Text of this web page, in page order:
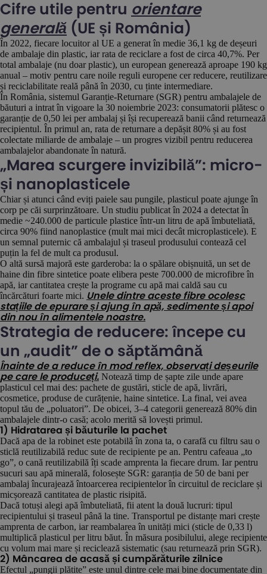
Cifre utile pentru orientare
generală (UE și România)
În 2022, fiecare locuitor al UE a generat în medie 36,1 kg de deșeuri
de ambalaje din plastic, iar rata de reciclare a fost de circa 40,7%. Per
total ambalaje (nu doar plastic), un european generează aproape 190 kg
anual – motiv pentru care noile reguli europene cer reducere, reutilizare
și reciclabilitate reală până în 2030, cu ținte intermediare.
În România, sistemul Garanție-Returnare (SGR) pentru ambalajele de
băuturi a intrat în vigoare la 30 noiembrie 2023: consumatorii plătesc o
garanție de 0,50 lei per ambalaj și își recuperează banii când returnează
recipientul. În primul an, rata de returnare a depășit 80% și au fost
colectate miliarde de ambalaje – un progres vizibil pentru reducerea
ambalajelor abandonate în natură.
„Marea scurgere invizibilă”: micro-
și nanoplasticele
Chiar și atunci când eviți paiele sau pungile, plasticul poate ajunge în
corp pe căi surprinzătoare. Un studiu publicat în 2024 a detectat în
medie ~240.000 de particule plastice într-un litru de apă îmbuteliată,
circa 90% fiind nanoplastice (mult mai mici decât microplasticele). E
un semnal puternic că ambalajul și traseul produsului contează cel
puțin la fel de mult ca produsul.
O altă sursă majoră este garderoba: la o spălare obișnuită, un set de
haine din fibre sintetice poate elibera peste 700.000 de microfibre în
apă, iar cantitatea crește la programe cu apă mai caldă sau cu
încărcături foarte mici. Unele dintre aceste fibre ocolesc
stațiile de epurare și ajung în apă, sedimente și apoi
din nou în alimentele noastre.
Strategia de reducere: începe cu
un „audit” de o săptămână
Înainte de a reduce în mod reflex, observați deșeurile
pe care le produceți. Notează timp de șapte zile unde apare
plasticul cel mai des: pachete de gustări, sticle de apă, livrări,
cosmetice, produse de curățenie, haine sintetice. La final, vei avea
topul tău de „poluatori”. De obicei, 3–4 categorii generează 80% din
ambalajele dintr-o casă; acolo merită să lovești primul.
1) Hidratarea și băuturile la pachet
Dacă apa de la robinet este potabilă în zona ta, o carafă cu filtru sau o
sticlă reutilizabilă reduc sute de recipiente pe an. Pentru cafeaua „to
go”, o cană reutilizabilă îți scade amprenta la fiecare drum. Iar pentru
sucuri sau apă minerală, folosește SGR: garanția de 50 de bani per
ambalaj încurajează întoarcerea recipientelor în circuitul de reciclare și
micșorează cantitatea de plastic risipită.
Dacă totuși alegi apă îmbuteliată, fii atent la două lucruri: tipul
recipientului și traseul până la tine. Transportul pe distanțe mari crește
amprenta de carbon, iar reambalarea în unități mici (sticle de 0,33 l)
multiplică plasticul per litru băut. În măsura posibilului, alege recipiente
cu volum mai mare și reciclează sistematic (sau returnează prin SGR).
2) Mâncarea de acasă și cumpărăturile zilnice
Efectul „pungii plătite” este unul dintre cele mai bine documentate din